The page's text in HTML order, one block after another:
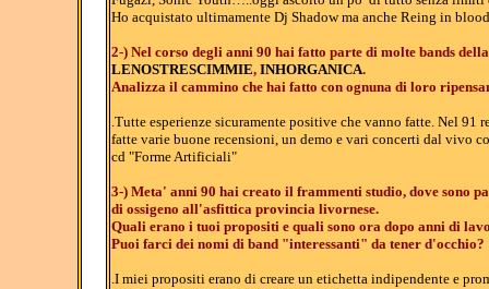
Ho acquistato ultimamente Dj Shadow ma anche Reing in
2-) Nel corso degli anni 90 hai fatto parte di molte bands
LENOSTRESCIMMIE, INHORGANICA.
Analizza il cammino che hai fatto con ognuna di loro
.Tutte esperienze sicuramente positive che vanno fatte. Nel 91
fatte varie buone recensioni, un demo e vari concerti dal vivo
cd "Forme Artificiali"
3-) Meta' anni 90 hai creato il frammenti studio, dove sono
di ossigeno all'asfittica provincia livornese.
Quali erano i tuoi propositi e quali sono ora dopo anni di
Puoi farci dei nomi di band "interessanti" da tener d'occhio?
.I miei propositi erano di creare un etichetta indipendente e